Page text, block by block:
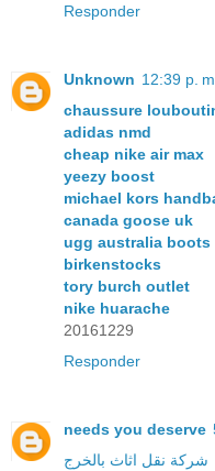
Responder
Unknown 12:39 p. m.
chaussure
adidas nmd
cheap nike air max
yeezy boost
michael kors
canada goose uk
ugg australia boots
birkenstocks
tory burch outlet
nike huarache
20161229
Responder
needs you deserve
شركة نقل اثاث بالخرج